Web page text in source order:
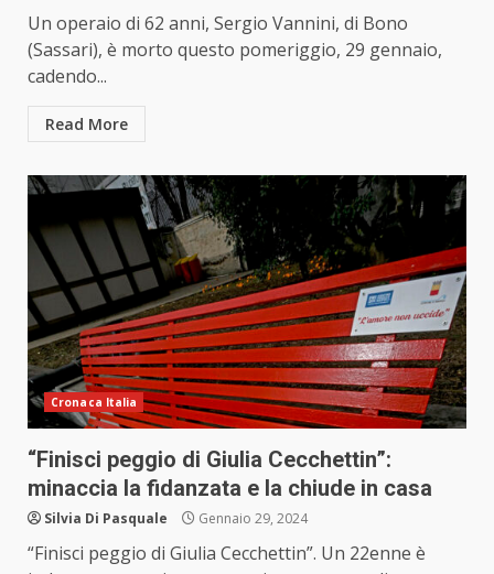
Un operaio di 62 anni, Sergio Vannini, di Bono
(Sassari), è morto questo pomeriggio, 29 gennaio,
cadendo...
Read More
Cronaca Italia
“Finisci peggio di Giulia Cecchettin”:
minaccia la fidanzata e la chiude in casa
Silvia Di Pasquale Gennaio 29, 2024
“Finisci peggio di Giulia Cecchettin”. Un 22enne è